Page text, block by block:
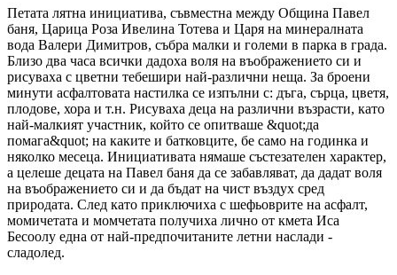
Петата лятна инициатива, съвместна между Община Павел
баня, Царица Роза Ивелина Тотева и Царя на минералната
вода Валери Димитров, събра малки и големи в парка в града.
Близо два часа всички дадоха воля на въображението си и
рисуваха с цветни тебешири най-различни неща. За броени
минути асфалтовата настилка се изпълни с: дъга, сърца, цветя,
плодове, хора и т.н. Рисуваха деца на различни възрасти, като
най-малкият участник, който се опитваше &quot;да
помага&quot; на каките и батковците, бе само на годинка и
няколко месеца. Инициативата нямаше състезателен характер,
а целеше децата на Павел баня да се забавляват, да дадат воля
на въображението си и да бъдат на чист въздух сред
природата. След като приключиха с шефьоврите на асфалт,
момичетата и момчетата получиха лично от кмета Иса
Бесоолу една от най-предпочитаните летни наслади -
сладолед.